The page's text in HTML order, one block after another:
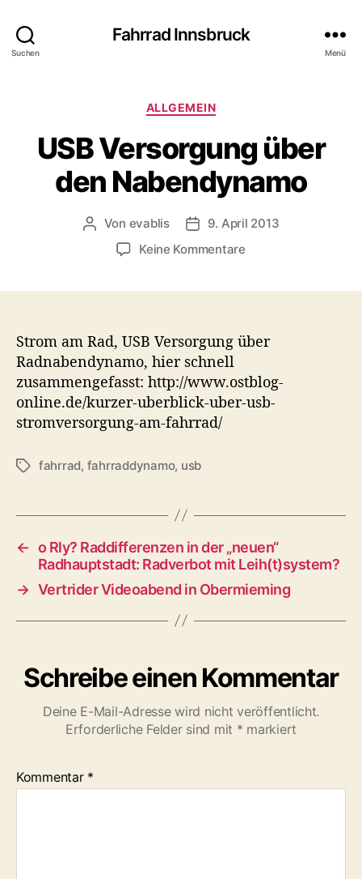
Suchen
Fahrrad Innsbruck
Menü
K
t
e
g
o
e
ALLGEMEIN
USB Versorgung über
den Nabendynamo
B
r
s
a
u
t
o
Von evablis
B
r
s
d
a
t
u
9. April 2013
Keine Kommentarez
V
r
s
o
ü
e
r
d
n
b
n
d
Strom am Rad, USB Versorgung über
Radnabendynamo, hier schnell
zusammengefasst: http://www.ostblog-
online.de/kurzer-uberblick-uber-usb-
stromversorgung-am-fahrrad/
S
l
g
ö
t
fahrrad, fahrraddynamo, usb
← o Rly? Raddifferenzen in der „neuen“
Radhauptstadt: Radverbot mit Leih(t)system?
→ Vertrider Videoabend in Obermieming
Schreibe einen Kommentar
Deine E-Mail-Adresse wird nicht veröffentlicht.
Erforderliche Felder sind mit * markiert
Kommentar *